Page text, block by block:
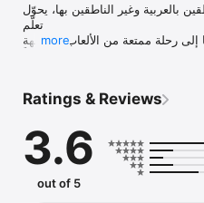
بالعربية وغير الناطقين بها، يحوّل
تعلّم
إلى رحلة ممتعة من الألعاب الموجَّهة
بأصوات حقيقية،
وورشة شكل الحرف. يتدرّج المستوى
مع طفلك.
more
Ratings & Reviews
3.6
out of 5